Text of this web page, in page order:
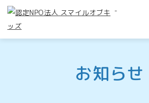
-
お知らせ